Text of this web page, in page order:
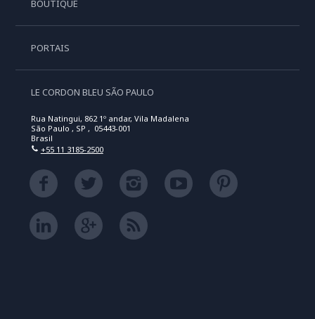
BOUTIQUE
PORTAIS
LE CORDON BLEU SÃO PAULO
Rua Natingui, 862 1º andar, Vila Madalena
São Paulo , SP , 05443-001
Brasil
+55 11 3185-2500